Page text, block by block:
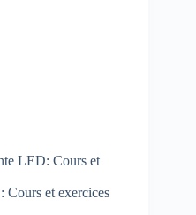
LED: Cours et
Cours et exercices